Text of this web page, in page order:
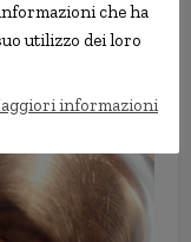
che
plastica
che ha
utilizzo dei loro
informazioni